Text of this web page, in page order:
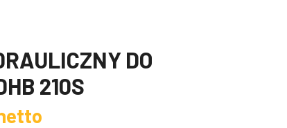
DO
210S